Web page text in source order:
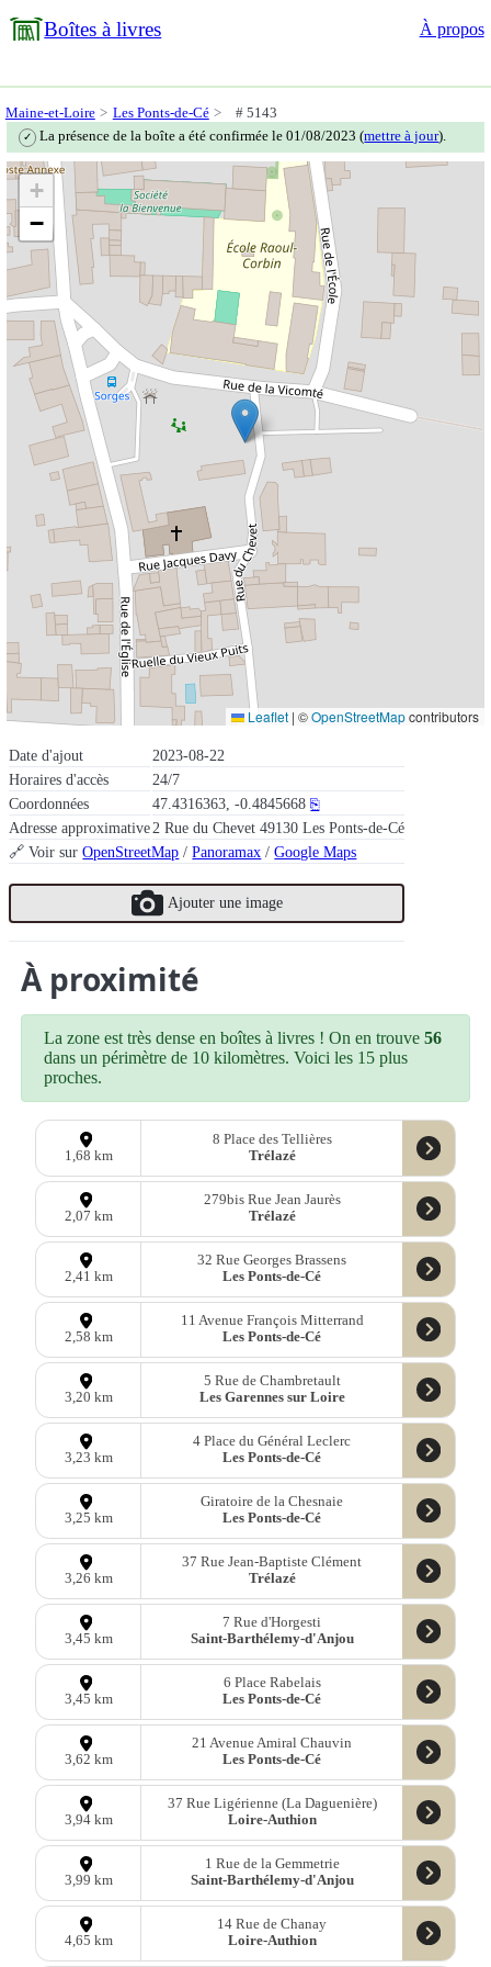
Boîtes à livres À propos
Maine-et-Loire Les Ponts-de-Cé # 5143
✓ La présence de la boîte a été confirmée le 01/08/2023 (mettre à jour).
Date d'ajout
2023-08-22
Horaires d'accès
24/7
Coordonnées
47.4316363, -0.4845668 ⎘
Adresse approximative2 Rue du Chevet 49130 Les Ponts-de-Cé
🔗 Voir surOpenStreetMap /Panoramax /Google Maps
Ajouter une image
+
−
Leaflet | ©OpenStreetMapcontributors
À proximité
La zone est très dense en boîtes à livres ! On en trouve56
dans un périmètre de 10 kilomètres. Voici les 15 plus
proches.
1,68 km
8 Place des Tellières
Trélazé
2,07 km
279bis Rue Jean Jaurès
Trélazé
2,41 km
32 Rue Georges Brassens
Les Ponts-de-Cé
2,58 km
11 Avenue François Mitterrand
Les Ponts-de-Cé
3,20 km
5 Rue de Chambretault
Les Garennes sur Loire
3,23 km
4 Place du Général Leclerc
Les Ponts-de-Cé
3,25 km
Giratoire de la Chesnaie
Les Ponts-de-Cé
3,26 km
37 Rue Jean-Baptiste Clément
Trélazé
3,45 km
7 Rue d'Horgesti
Saint-Barthélemy-d'Anjou
3,45 km
6 Place Rabelais
Les Ponts-de-Cé
3,62 km
21 Avenue Amiral Chauvin
Les Ponts-de-Cé
3,94 km
37 Rue Ligérienne (La Daguenière)
Loire-Authion
3,99 km
1 Rue de la Gemmetrie
Saint-Barthélemy-d'Anjou
4,65 km
14 Rue de Chanay
Loire-Authion